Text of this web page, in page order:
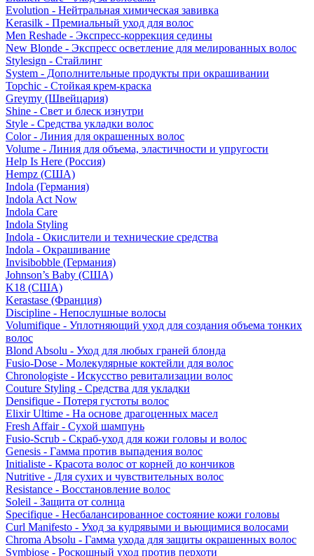
Evolution - Нейтральная химическая завивка
Kerasilk - Премиальный уход для волос
Men Reshade - Экспресс-коррекция седины
New Blonde - Экспресс осветление для мелированных волос
Stylesign - Стайлинг
System - Дополнительные продукты при окрашивании
Topchic - Стойкая крем-краска
Greymy (Швейцария)
Shine - Свет и блеск изнутри
Style - Средства укладки волос
Color - Линия для окрашенных волос
Volume - Линия для объема, эластичности и упругости
Help Is Here (Россия)
Hempz (США)
Indola (Германия)
Indola Act Now
Indola Care
Indola Styling
Indola - Окислители и технические средства
Indola - Окрашивание
Invisibobble (Германия)
Johnson’s Baby (США)
K18 (США)
Kerastase (Франция)
Discipline - Непослушные волосы
Volumifique - Уплотняющий уход для создания объема тонких
волос
Blond Absolu - Уход для любых граней блонда
Fusio-Dose - Молекулярные коктейли для волос
Chronologiste - Искусство ревитализации волос
Couture Styling - Средства для укладки
Densifique - Потеря густоты волос
Elixir Ultime - На основе драгоценных масел
Fresh Affair - Сухой шампунь
Fusio-Scrub - Скраб-уход для кожи головы и волос
Genesis - Гамма против выпадения волос
Initialiste - Красота волос от корней до кончиков
Nutritive - Для сухих и чувствительных волос
Resistance - Восстановление волос
Soleil - Защита от солнца
Specifique - Несбалансированное состояние кожи головы
Curl Manifesto - Уход за кудрявыми и вьющимися волосами
Chroma Absolu - Гамма ухода для защиты окрашенных волос
Symbiose - Роскошный уход против перхоти